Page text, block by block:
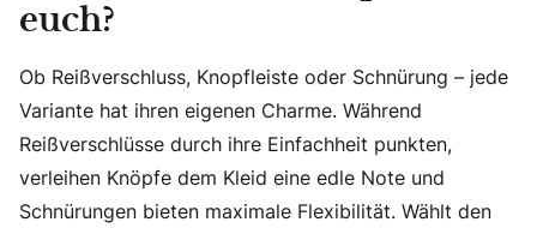
euch?
Ob Reißverschluss, Knopfleiste oder Schnürung – jede
Variante hat ihren eigenen Charme. Während
Reißverschlüsse durch ihre Einfachheit punkten,
verleihen Knöpfe dem Kleid eine edle Note und
Schnürungen bieten maximale Flexibilität. Wählt den